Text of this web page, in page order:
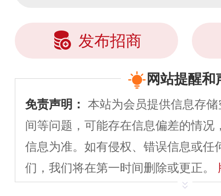
发布招商
网站提醒和
免责声明： 本站为会员提供信息存
间等问题，可能存在信息偏差的情况
信息为准。如有侵权、错误信息或任
们，我们将在第一时间删除或更正。
平台自有内容（文字